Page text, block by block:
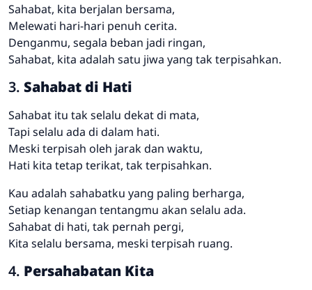
Sahabat, kita berjalan bersama,
Melewati hari-hari penuh cerita.
Denganmu, segala beban jadi ringan,
Sahabat, kita adalah satu jiwa yang tak terpisahkan.
3. Sahabat di Hati
Sahabat itu tak selalu dekat di mata,
Tapi selalu ada di dalam hati.
Meski terpisah oleh jarak dan waktu,
Hati kita tetap terikat, tak terpisahkan.
Kau adalah sahabatku yang paling berharga,
Setiap kenangan tentangmu akan selalu ada.
Sahabat di hati, tak pernah pergi,
Kita selalu bersama, meski terpisah ruang.
4. Persahabatan Kita